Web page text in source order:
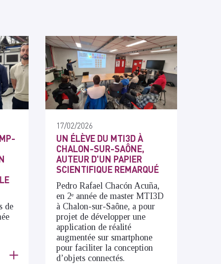
de
17/02/2026
UN ÉLÈVE DU MTI3D À
CHALON-SUR-SAÔNE,
AUTEUR D'UN PAPIER
SCIENTIFIQUE REMARQUÉ
Pedro Rafael Chacón Acuña,
en 2ᵉ année de master MTI3D
à Chalon-sur-Saône, a pour
projet de développer une
application de réalité
augmentée sur smartphone
pour faciliter la conception
d’objets connectés.